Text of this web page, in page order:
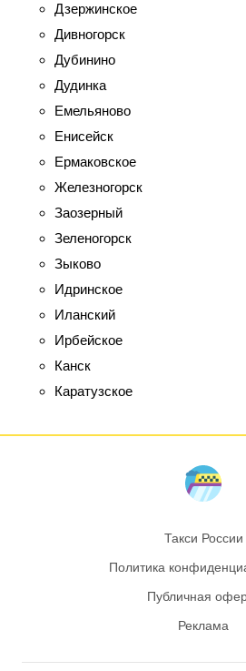
Дзержинское
Дивногорск
Дубинино
Дудинка
Емельяново
Енисейск
Ермаковское
Железногорск
Заозерный
Зеленогорск
Зыково
Идринское
Иланский
Ирбейское
Канск
Каратузское
Такси России
Политика
Публичная
Реклама